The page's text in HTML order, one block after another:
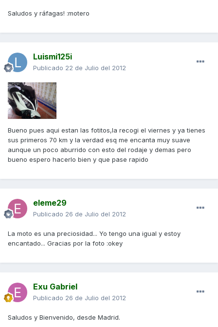
Saludos y ráfagas! :motero
Luismi125i
Publicado 22 de Julio del 2012
Bueno pues aqui estan las fotitos,la recogi el viernes y ya tienes
sus primeros 70 km y la verdad esq me encanta muy suave
aunque un poco aburrido con esto del rodaje y demas pero
bueno espero hacerlo bien y que pase rapido
eleme29
Publicado 26 de Julio del 2012
La moto es una preciosidad... Yo tengo una igual y estoy
encantado... Gracias por la foto :okey
Exu Gabriel
Publicado 26 de Julio del 2012
Saludos y Bienvenido, desde Madrid.